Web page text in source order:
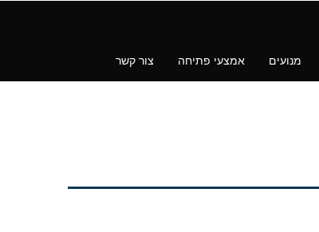
מנועים אמצעי פתיחה צור קשר